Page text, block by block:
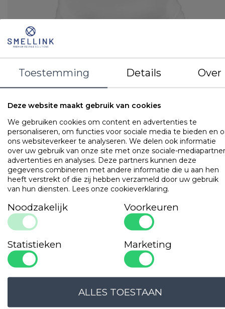
Dekbedovertrekset
Motief: effen
Materiaal: 100% katoen
LOGIN VOOR PRIJS
Dekbedovertreksets
Bonnanotte Chester
Toestemming Details Over
Deze website maakt gebruik van cookies
We gebruiken cookies om content en advertenties te
personaliseren, om functies voor sociale media te bieden en
ons websiteverkeer te analyseren. We delen ook informatie
over uw gebruik van onze site met onze sociale-
advertenties en analyses. Deze partners kunnen deze
gegevens combineren met andere informatie die u aan hen
heeft verstrekt of die zij hebben verzameld door uw gebruik
van hun diensten. Lees onze cookieverklaring.
Noodzakelijk Voorkeuren
Statistieken Marketing
ALLES TOESTAAN